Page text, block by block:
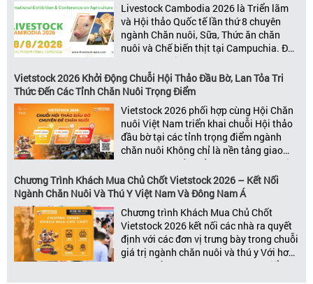
giá trị […]
Livestock Cambodia 2026 là Triển lãm
và Hội thảo Quốc tế lần thứ 8 chuyên
ngành Chăn nuôi, Sữa, Thức ăn chăn
nuôi và Chế biến thịt tại Campuchia. Đây
được đánh giá là một trong những sự
kiện thương mại thường niên uy tín và
đáng chú ý nhất của ngành nông nghiệp
– chăn […]
Vietstock 2026 Khởi Động Chuỗi Hội Thảo Đầu Bờ, Lan Tỏa Tri
Thức Đến Các Tỉnh Chăn Nuôi Trọng Điểm
Vietstock 2026 phối hợp cùng Hội Chăn
nuôi Việt Nam triển khai chuỗi Hội thảo
đầu bờ tại các tỉnh trọng điểm ngành
chăn nuôi Không chỉ là nền tảng giao
thương hàng đầu của ngành chăn nuôi
và thú y, Vietstock còn là triển lãm duy
nhất tại Việt Nam tổ chức thường niên
Chương Trình Khách Mua Chủ Chốt Vietstock 2026 – Kết Nối
Ngành Chăn Nuôi Và Thú Y Việt Nam Và Đông Nam Á
Chương trình Khách Mua Chủ Chốt
Vietstock 2026 kết nối các nhà ra quyết
định với các đơn vị trưng bày trong chuỗi
giá trị ngành chăn nuôi và thú y Với hơn
20 năm đồng hành cùng sự phát triển